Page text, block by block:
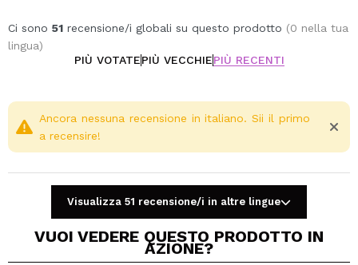
Ci sono 51 recensione/i globali su questo prodotto (0 nella tua
lingua)
PIÙ VOTATEPIÙ VECCHIEPIÙ RECENTI
Ancora nessuna recensione in italiano. Sii il primo
a recensire!
Visualizza 51 recensione/i in altre lingue
VUOI VEDERE QUESTO PRODOTTO IN
AZIONE?